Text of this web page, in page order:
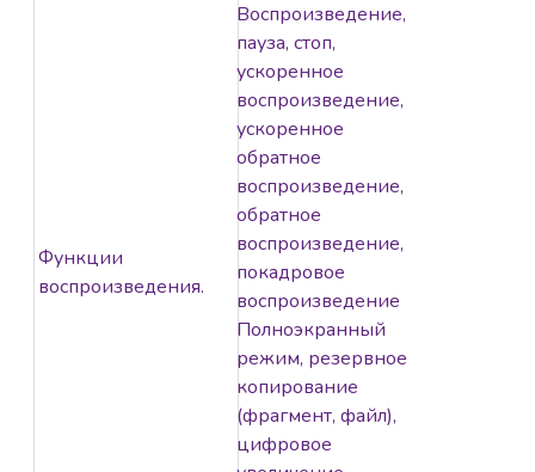
Функции
воспроизведения.
Воспроизведение,
пауза, стоп,
ускоренное
воспроизведение,
ускоренное
обратное
воспроизведение,
обратное
воспроизведение,
покадровое
воспроизведение
Полноэкранный
режим, резервное
копирование
(фрагмент, файл),
цифровое